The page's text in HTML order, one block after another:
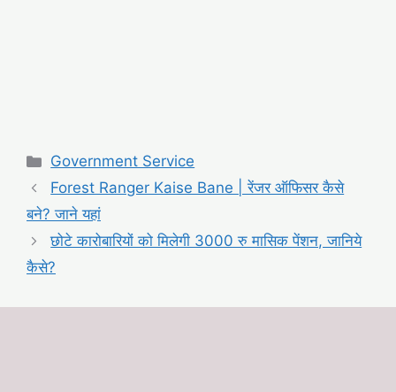
Categories
Government Service
Forest Ranger Kaise Bane | रेंजर ऑफिसर कैसे
बने? जाने यहां
छोटे कारोबारियों को मिलेगी 3000 रु मासिक पेंशन, जानिये
कैसे?